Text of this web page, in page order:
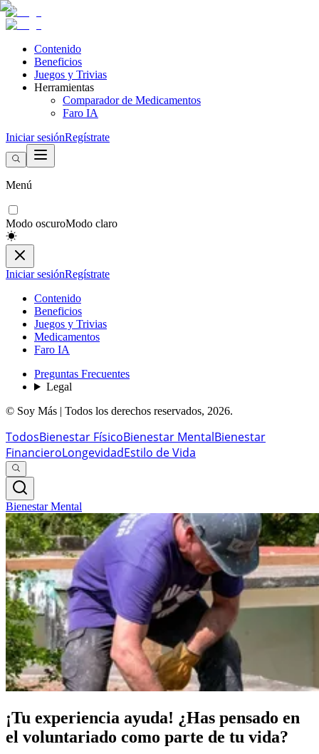
Contenido
Beneficios
Juegos y Trivias
Herramientas
Comparador de Medicamentos
Faro IA
Iniciar sesiónRegístrate
Menú
Modo oscuroModo claro
Iniciar sesiónRegístrate
Contenido
Beneficios
Juegos y Trivias
Medicamentos
Faro IA
Preguntas Frecuentes
Legal
© Soy Más | Todos los derechos reservados, 2026.
TodosBienestar FísicoBienestar MentalBienestar
FinancieroLongevidadEstilo de Vida
Bienestar Mental
¡Tu experiencia ayuda! ¿Has pensado en
el voluntariado como parte de tu vida?